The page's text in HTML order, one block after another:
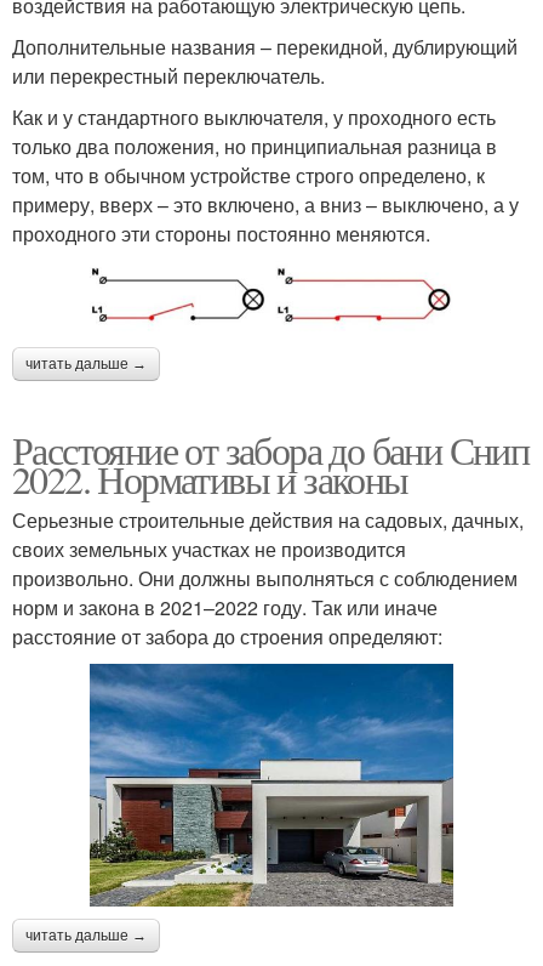
Дополнительные названия – перекидной, дублирующий
или перекрестный переключатель.
Как и у стандартного выключателя, у проходного есть
только два положения, но принципиальная разница в
том, что в обычном устройстве строго определено, к
примеру, вверх – это включено, а вниз – выключено, а у
проходного эти стороны постоянно меняются.
читать дальше →
Расстояние от забора до бани Снип
2022. Нормативы и законы
Серьезные строительные действия на садовых, дачных,
своих земельных участках не производится
произвольно. Они должны выполняться с соблюдением
норм и закона в 2021–2022 году. Так или иначе
расстояние от забора до строения определяют:
читать дальше →